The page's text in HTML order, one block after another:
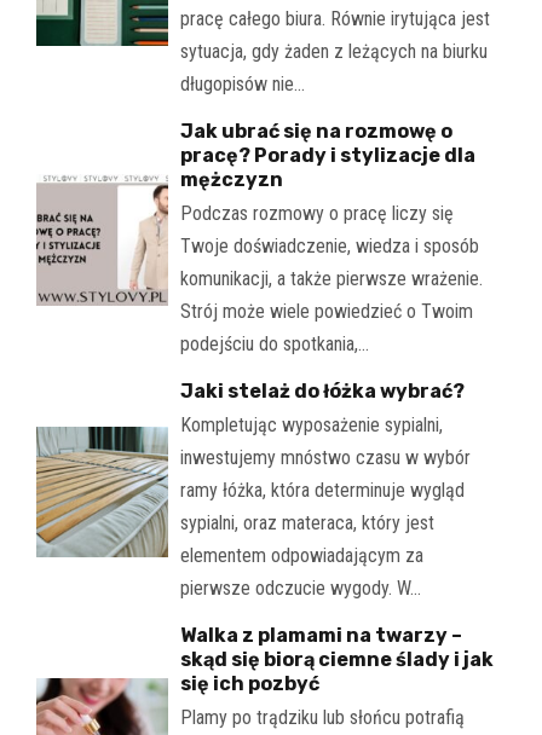
pracę całego biura. Równie irytująca jest
sytuacja, gdy żaden z leżących na biurku
długopisów nie…
Jak ubrać się na rozmowę o
pracę? Porady i stylizacje dla
mężczyzn
Podczas rozmowy o pracę liczy się
Twoje doświadczenie, wiedza i sposób
komunikacji, a także pierwsze wrażenie.
Strój może wiele powiedzieć o Twoim
podejściu do spotkania,…
Jaki stelaż do łóżka wybrać?
Kompletując wyposażenie sypialni,
inwestujemy mnóstwo czasu w wybór
ramy łóżka, która determinuje wygląd
sypialni, oraz materaca, który jest
elementem odpowiadającym za
pierwsze odczucie wygody. W…
Walka z plamami na twarzy –
skąd się biorą ciemne ślady i jak
się ich pozbyć
Plamy po trądziku lub słońcu potrafią